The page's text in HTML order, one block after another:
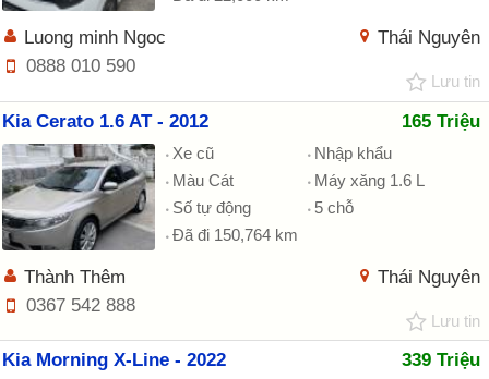
Thái Nguyên
Luong minh Ngoc
0888 010 590
Lưu tin
Kia Cerato 1.6 AT - 2012 165 Triệu
Xe cũ
Nhập khẩu
Màu Cát
Máy xăng 1.6 L
Số tự động
5 chỗ
Đã đi 150,764 km
Thái Nguyên
Thành Thêm
0367 542 888
Lưu tin
Kia Morning X-Line - 2022 339 Triệu